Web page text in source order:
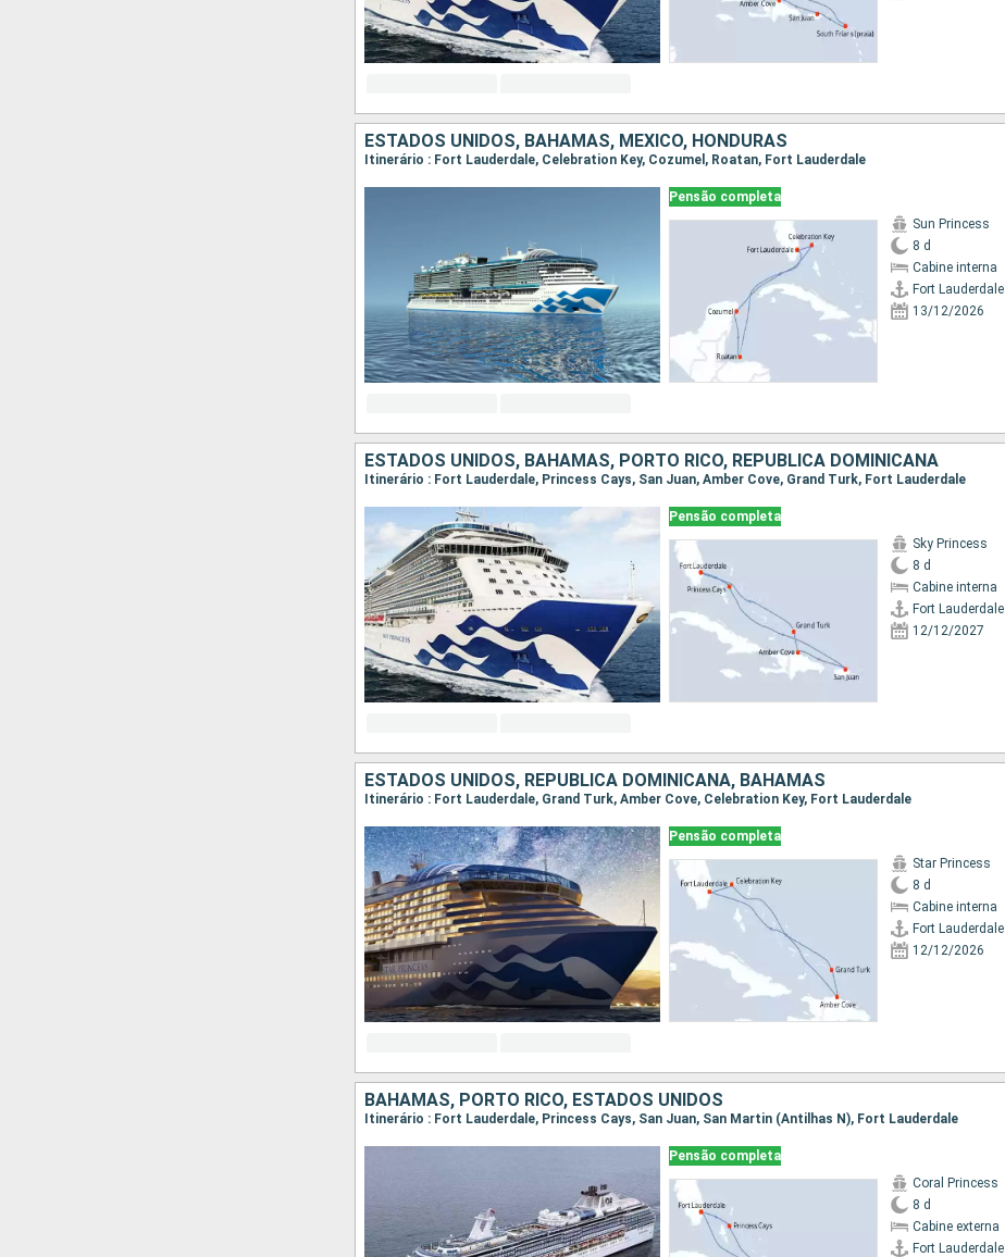
ESTADOS UNIDOS, BAHAMAS, MÉXICO, HONDURAS
Itinerário : Fort Lauderdale, Celebration Key, Cozumel, Roatan, Fort Lauderdale
Pensão completa
Sun Princess
8 d
Cabine interna
Fort Lauderdale
13/12/2026
ESTADOS UNIDOS, BAHAMAS, PORTO RICO, REPUBLICA DOMINICANA
Itinerário : Fort Lauderdale, Princess Cays, San Juan, Amber Cove, Grand Turk, Fort Lauderdale
Pensão completa
Sky Princess
8 d
Cabine interna
Fort Lauderdale
12/12/2027
ESTADOS UNIDOS, REPUBLICA DOMINICANA, BAHAMAS
Itinerário : Fort Lauderdale, Grand Turk, Amber Cove, Celebration Key, Fort Lauderdale
Pensão completa
Star Princess
8 d
Cabine interna
Fort Lauderdale
12/12/2026
BAHAMAS, PORTO RICO, ESTADOS UNIDOS
Itinerário : Fort Lauderdale, Princess Cays, San Juan, San Martin (Antilhas N), Fort Lauderdale
Pensão completa
Coral Princess
8 d
Cabine externa
Fort Lauderdale